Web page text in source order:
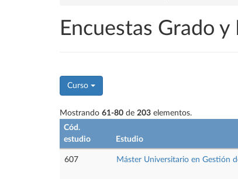
Encuestas Grado
Curso
Mostrando 61-80 de 203 elementos.
Cód.
estudio
Estudio
607 Máster Universitario en Gestión